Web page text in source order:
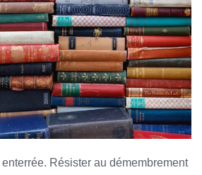
Résister au démembrement